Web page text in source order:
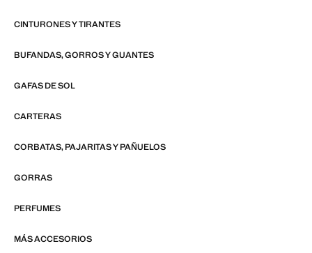
CINTURONES Y TIRANTES
BUFANDAS, GORROS Y GUANTES
GAFAS DE SOL
CARTERAS
CORBATAS, PAJARITAS Y PAÑUELOS
GORRAS
PERFUMES
MÁS ACCESORIOS